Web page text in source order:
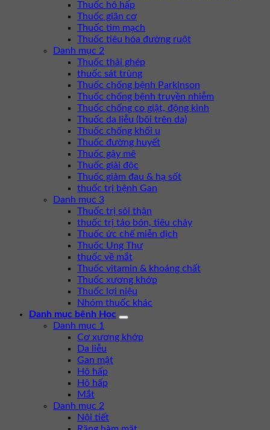
Thuốc hô hấp
Thuốc giãn cơ
Thuốc tim mạch
Thuốc tiêu hóa đường ruột
Danh mục 2
Thuốc thải ghép
thuốc sát trùng
Thuốc chống bệnh Parkinson
Thuốc chống bệnh truyền nhiễm
Thuốc chống co giật, động kinh
Thuốc da liễu (bôi trên da)
Thuốc chống khối u
Thuốc đường huyết
Thuốc gây mê
Thuốc giải độc
Thuốc giảm đau & hạ sốt
thuốc trị bệnh Gan
Danh mục 3
Thuốc trị sỏi thận
thuốc trị táo bón, tiêu chảy
Thuốc ức chế miễn dịch
Thuốc Ung Thư
thuốc về mắt
Thuốc vitamin & khoáng chất
Thuốc xương khớp
Thuốc lợi niệu
Nhóm thuốc khác
Danh mục bệnh Học
Danh mục 1
Cơ xương khớp
Da liễu
Gan mật
Hô hấp
Hô hấp
Mắt
Danh mục 2
Nội tiết